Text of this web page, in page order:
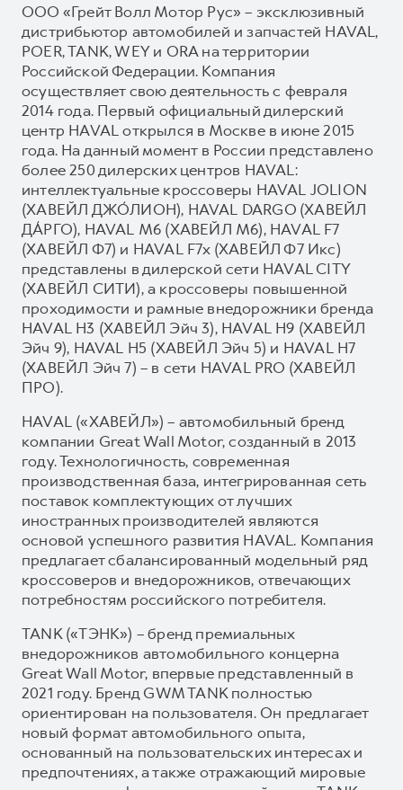
ООО «Грейт Волл Мотор Рус» – эксклюзивный
дистрибьютор автомобилей и запчастей HAVAL,
POER, TANK, WEY и ORA на территории
Российской Федерации. Компания
осуществляет свою деятельность с февраля
2014 года. Первый официальный дилерский
центр HAVAL открылся в Москве в июне 2015
года. На данный момент в России представлено
более 250 дилерских центров HAVAL:
интеллектуальные кроссоверы HAVAL JOLION
(ХАВЕЙЛ ДЖО́ЛИОН), HAVAL DARGO (ХАВЕЙЛ
ДА́РГО), HAVAL М6 (ХАВЕЙЛ M6), HAVAL F7
(ХАВЕЙЛ Ф7) и HAVAL F7x (ХАВЕЙЛ Ф7 Икс)
представлены в дилерской сети HAVAL CITY
(ХАВЕЙЛ СИТИ), а кроссоверы повышенной
проходимости и рамные внедорожники бренда
HAVAL H3 (ХАВЕЙЛ Эйч 3), HAVAL H9 (ХАВЕЙЛ
Эйч 9), HAVAL H5 (ХАВЕЙЛ Эйч 5) и HAVAL H7
(ХАВЕЙЛ Эйч 7) – в сети HAVAL PRO (ХАВЕЙЛ
ПРО).
HAVAL («ХАВЕЙЛ») – автомобильный бренд
компании Great Wall Motor, созданный в 2013
году. Технологичность, современная
производственная база, интегрированная сеть
поставок комплектующих от лучших
иностранных производителей являются
основой успешного развития HAVAL. Компания
предлагает сбалансированный модельный ряд
кроссоверов и внедорожников, отвечающих
потребностям российского потребителя.
TANK («ТЭНК») – бренд премиальных
внедорожников автомобильного концерна
Great Wall Motor, впервые представленный в
2021 году. Бренд GWM TANK полностью
ориентирован на пользователя. Он предлагает
новый формат автомобильного опыта,
основанный на пользовательских интересах и
предпочтениях, а также отражающий мировые